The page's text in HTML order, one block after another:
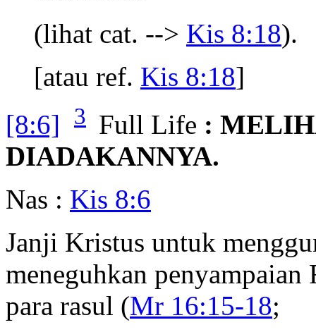
(lihat cat. --> Kis 8:18).
[atau ref. Kis 8:18]
[8:6]
3 Full Life :
DIADAKANNYA.
Nas : Kis 8:6
Janji Kristus untuk
meneguhkan
para rasul (Mr 16:15-18;